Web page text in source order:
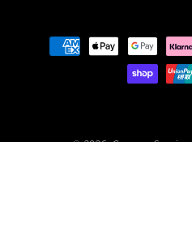
Metodi
© 2026,Camera Service